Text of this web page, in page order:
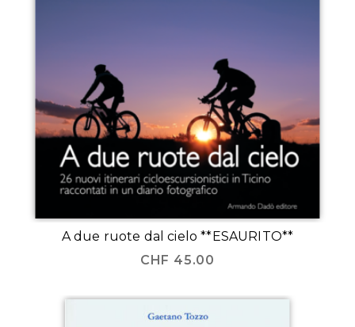
A due ruote dal cielo **ESAURITO**
CHF 45.00